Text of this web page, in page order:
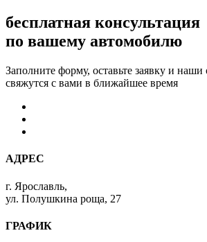
бесплатная консультация
по вашему автомобилю
Заполните форму, оставьте заявку и
свяжутся с вами в ближайшее время
АДРЕС
г. Ярославль,
ул. Полушкина роща, 27
ГРАФИК